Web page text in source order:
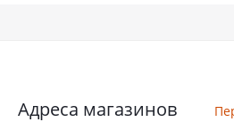
Адреса магазинов